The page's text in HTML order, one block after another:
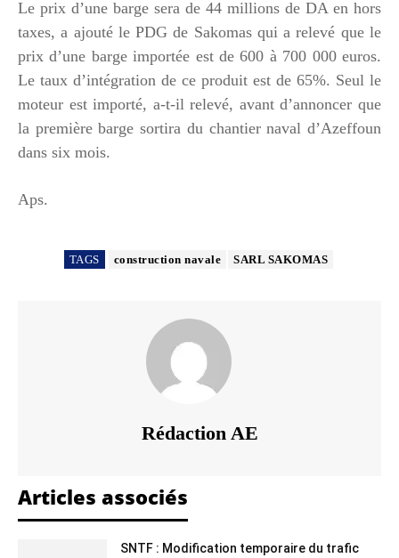
Le prix d’une barge sera de 44 millions de DA en hors
taxes, a ajouté le PDG de Sakomas qui a relevé que le
prix d’une barge importée est de 600 à 700 000 euros.
Le taux d’intégration de ce produit est de 65%. Seul le
moteur est importé, a-t-il relevé, avant d’annoncer que
la première barge sortira du chantier naval d’Azeffoun
dans six mois.
Aps.
TAGS construction navale SARL SAKOMAS
Rédaction AE
Articles associés
SNTF : Modification temporaire du trafic